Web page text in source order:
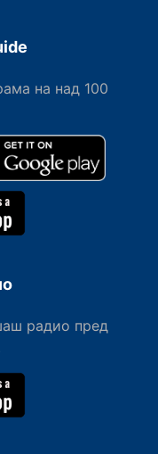
на над 100
радио пред